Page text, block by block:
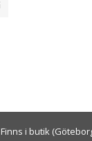
Finns i butik